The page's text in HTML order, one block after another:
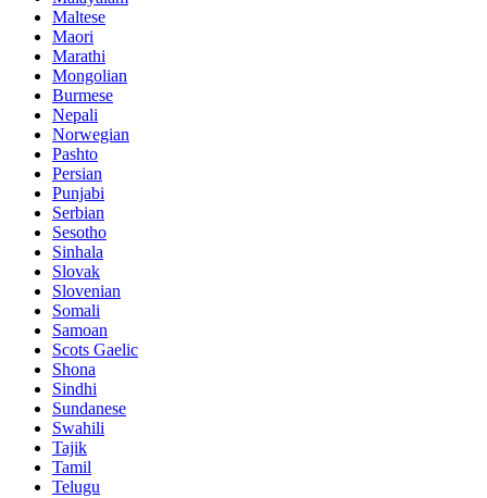
Maltese
Maori
Marathi
Mongolian
Burmese
Nepali
Norwegian
Pashto
Persian
Punjabi
Serbian
Sesotho
Sinhala
Slovak
Slovenian
Somali
Samoan
Scots Gaelic
Shona
Sindhi
Sundanese
Swahili
Tajik
Tamil
Telugu